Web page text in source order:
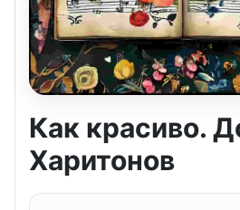
Как красиво.
Харитонов